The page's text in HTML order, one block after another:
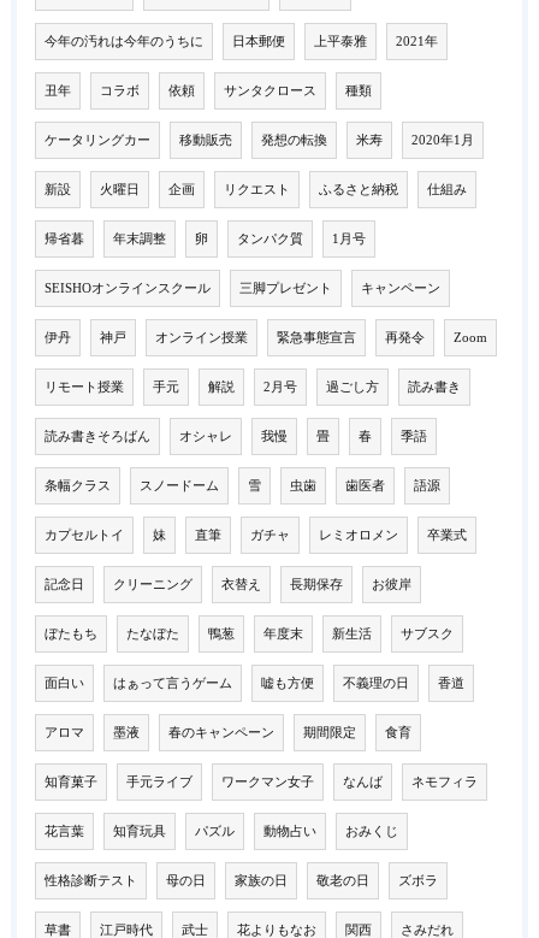
今年の汚れは今年のうちに 日本郵便 上平泰雅 2021年
丑年 コラボ 依頼 サンタクロース 種類
ケータリングカー 移動販売 発想の転換 米寿 2020年1月
新設 火曜日 企画 リクエスト ふるさと納税 仕組み
帰省暮 年末調整 卵 タンパク質 1月号
SEISHOオンラインスクール 三脚プレゼント キャンペーン
伊丹 神戸 オンライン授業 緊急事態宣言 再発令 Zoom
リモート授業 手元 解説 2月号 過ごし方 読み書き
読み書きそろばん オシャレ 我慢 畳 春 季語
条幅クラス スノードーム 雪 虫歯 歯医者 語源
カプセルトイ 妹 直筆 ガチャ レミオロメン 卒業式
記念日 クリーニング 衣替え 長期保存 お彼岸
ぼたもち たなぼた 鴨葱 年度末 新生活 サブスク
面白い はぁって言うゲーム 嘘も方便 不義理の日 香道
アロマ 墨液 春のキャンペーン 期間限定 食育
知育菓子 手元ライブ ワークマン女子 なんば ネモフィラ
花言葉 知育玩具 パズル 動物占い おみくじ
性格診断テスト 母の日 家族の日 敬老の日 ズボラ
草書 江戸時代 武士 花よりもなお 関西 さみだれ